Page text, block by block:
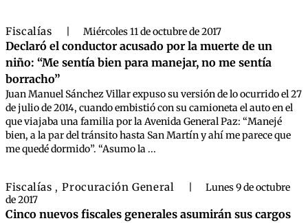
Fiscalías Miércoles 11 de octubre de 2017
Declaró el conductor acusado por la muerte de un
niño: “Me sentía bien para manejar, no me sentía
borracho”
Juan Manuel Sánchez Villar expuso su versión de lo ocurrido el 27
de julio de 2014, cuando embistió con su camioneta el auto en el
que viajaba una familia por la Avenida General Paz: “Manejé
bien, a la par del tránsito hasta San Martín y ahí me parece que
me quedé dormido”. “Asumo la ...
Fiscalías , Procuración General
Lunes 9 de octubre
de 2017
Cinco nuevos fiscales generales asumirán sus cargos